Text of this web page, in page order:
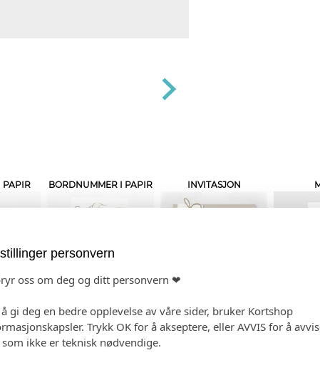
PAPIR BORDNUMMER I PAPIR INVITASJON
GAVELISTE GJESTEBOK
personvern
oss om deg og ditt personvern ❤
gi deg en bedre opplevelse av våre sider, bruker Kortshop
Trykk OK for å akseptere, eller AVVIS for å
ikke er teknisk nødvendige.